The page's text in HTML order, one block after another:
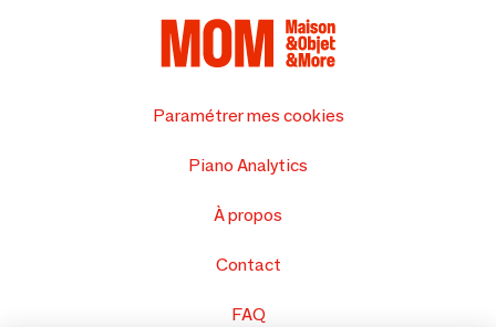
Paramétrer mes cookies
Piano Analytics
À propos
Contact
FAQ